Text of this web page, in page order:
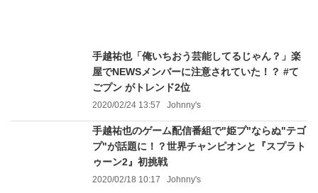
手越祐也「俺いちおう芸能してるじゃん？」楽
屋でNEWSメンバーに注意されていた！？ #て
ごプン がトレンド2位
2020/02/24 13:57 Johnny's
手越祐也のゲーム配信番組で"姫プ"ならぬ"テゴ
プ"が話題に！？世界チャンピオンと『スプラト
ゥーン2』初挑戦
2020/02/18 10:17 Johnny's